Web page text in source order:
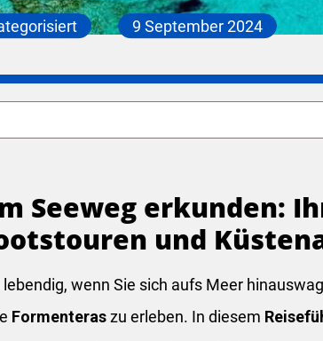
9 September 2024
Seeweg erkunden:
und
wenn Sie sich aufs Meer
Formenteraszu erleben. In diesem